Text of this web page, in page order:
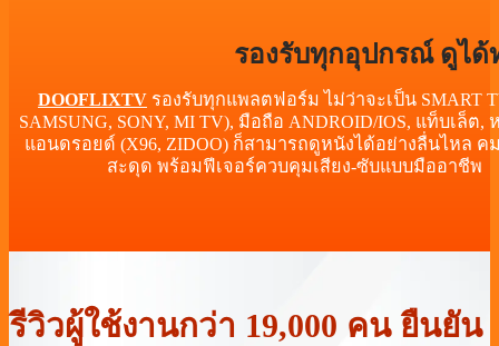
รองรับทุกอุปกรณ์ ดูได้
DOOFLIXTV รองรับทุกแพลตฟอร์ม ไม่ว่าจะเป็น SMART
SAMSUNG, SONY, MI TV), มือถือ ANDROID/IOS, แท็บเล็ต,
แอนดรอยด์ (X96, ZIDOO) ก็สามารถดูหนังได้อย่างลื่นไหล ค
สะดุด พร้อมฟีเจอร์ควบคุมเสียง-ซับแบบมืออาชีพ
รีวิวผู้ใช้งานกว่า 19,000 คน ยืนยัน